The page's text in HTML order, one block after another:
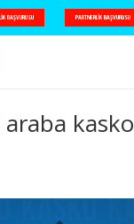
BAŞVURUSU PARTNERLIK BAŞVURUSU
araba kasko